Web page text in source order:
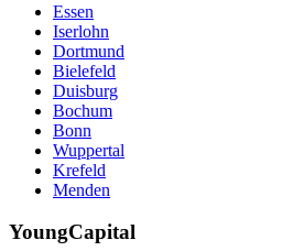
Essen
Iserlohn
Dortmund
Bielefeld
Duisburg
Bochum
Bonn
Wuppertal
Krefeld
Menden
YoungCapital